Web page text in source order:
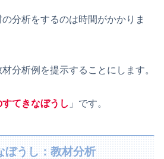
分析をするのは時間がかかりま
分析例を提示することにします。
すてきなぼうし 」です。
ぼうし：教材分析